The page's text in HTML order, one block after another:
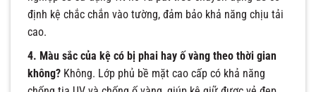
định kệ chắc chắn vào tường, đảm bảo khả năng chịu tải
cao.
4. Màu sắc của kệ có bị phai hay ố vàng theo thời gian
không? Không. Lớp phủ bề mặt cao cấp có khả năng